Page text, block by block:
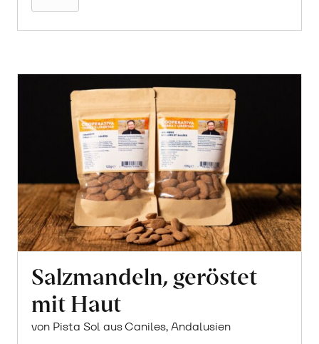
Salzmandeln, geröstet
mit Haut
von Pista Sol aus Caniles, Andalusien